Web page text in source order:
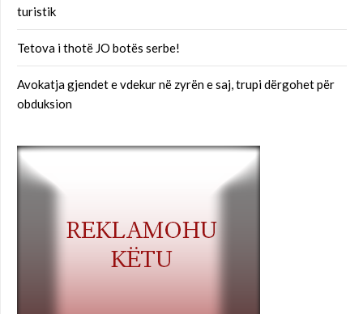
turistik
Tetova i thotë JO botës serbe!
Avokatja gjendet e vdekur në zyrën e saj, trupi dërgohet për
obduksion